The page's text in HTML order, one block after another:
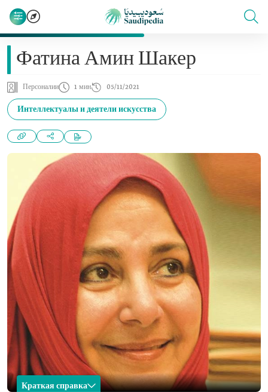
Фатина Амин Шакер
Персоналии 1 мин 05/11/2021
Интеллектуалы и деятели искусства
Краткая справка